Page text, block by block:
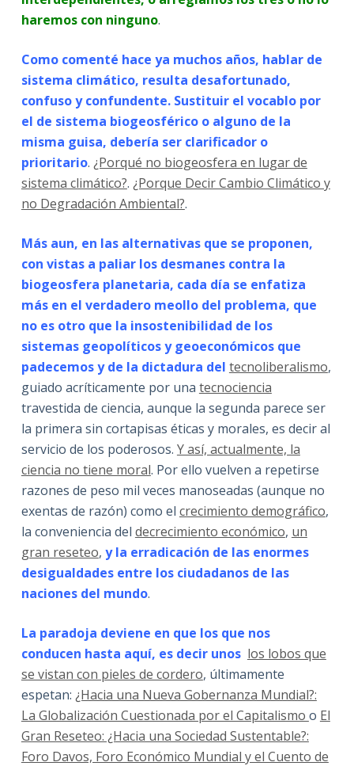
haremos con ninguno.
Como comenté hace ya muchos años, hablar de
sistema climático, resulta desafortunado,
confuso y confundente. Sustituir el vocablo por
el de sistema biogeosférico o alguno de la
misma guisa, debería ser clarificador o
prioritario. ¿Porqué no biogeosfera en lugar de
sistema climático?. ¿Porque Decir Cambio Climático y
no Degradación Ambiental?.
Más aun, en las alternativas que se proponen,
con vistas a paliar los desmanes contra la
biogeosfera planetaria, cada día se enfatiza
más en el verdadero meollo del problema, que
no es otro que la insostenibilidad de los
sistemas geopolíticos y geoeconómicos que
padecemos y de la dictadura del tecnoliberalismo,
guiado acríticamente por una tecnociencia
travestida de ciencia, aunque la segunda parece ser
la primera sin cortapisas éticas y morales, es decir al
servicio de los poderosos. Y así, actualmente, la
ciencia no tiene moral. Por ello vuelven a repetirse
razones de peso mil veces manoseadas (aunque no
exentas de razón) como el crecimiento demográfico,
la conveniencia del decrecimiento económico, un
gran reseteo, y la erradicación de las enormes
desigualdades entre los ciudadanos de las
naciones del mundo.
La paradoja deviene en que los que nos
conducen hasta aquí, es decir unos los lobos que
se vistan con pieles de cordero, últimamente
espetan: ¿Hacia una Nueva Gobernanza Mundial?:
La Globalización Cuestionada por el Capitalismo o El
Gran Reseteo: ¿Hacia una Sociedad Sustentable?:
Foro Davos, Foro Económico Mundial y el Cuento de